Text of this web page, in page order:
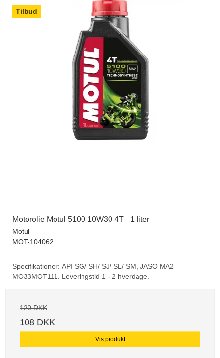
Tilbud
Motorolie Motul 5100 10W30 4T - 1 liter
Motul
MOT-104062
Specifikationer: API SG/ SH/ SJ/ SL/ SM, JASO MA2
MO33MOT111. Leveringstid 1 - 2 hverdage.
120 DKK
108 DKK
Vis produkt